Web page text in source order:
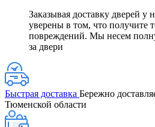
Заказывая доставку дверей у
уверены в том, что получите
повреждений. Мы несем
за двери
Быстрая доставка Бережно
Тюменской области